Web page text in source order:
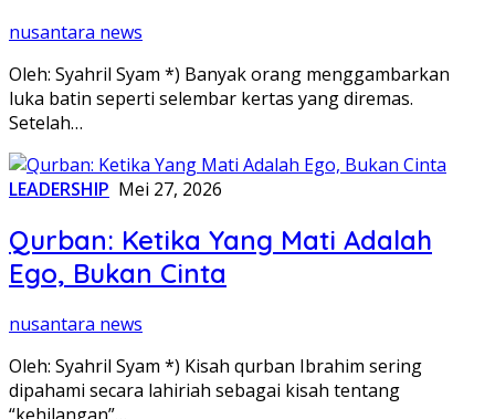
nusantara news
Oleh: Syahril Syam *) Banyak orang menggambarkan
luka batin seperti selembar kertas yang diremas.
Setelah…
LEADERSHIP Mei 27, 2026
Qurban: Ketika Yang Mati Adalah
Ego, Bukan Cinta
nusantara news
Oleh: Syahril Syam *) Kisah qurban Ibrahim sering
dipahami secara lahiriah sebagai kisah tentang